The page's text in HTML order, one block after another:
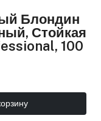
Блондин
Стойкая
100